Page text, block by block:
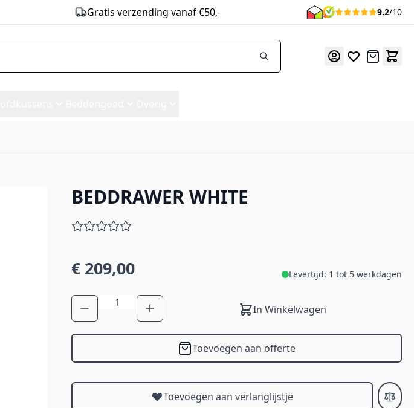
Gratis verzending vanaf €50,- 9.2/10
Offerte
BEDDRAWER WHITE
€ 209,00 Levertijd: 1 tot 5 werkdagen
Aantal
In Winkelwagen
Toevoegen aan offerte
Toevoegen aan verlanglijstje